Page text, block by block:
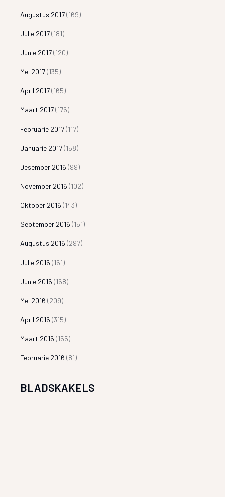
Augustus 2017(169)
Julie 2017(181)
Junie 2017(120)
Mei 2017(135)
April 2017(165)
Maart 2017(176)
Februarie 2017(117)
Januarie 2017(158)
Desember 2016 (99)
November 2016 (102)
Oktober 2016 (143)
September 2016 (151)
Augustus 2016 (297)
Julie 2016 (161)
Junie 2016 (168)
Mei 2016 (209)
April 2016 (315)
Maart 2016 (155)
Februarie 2016 (81)
BLADSKAKELS